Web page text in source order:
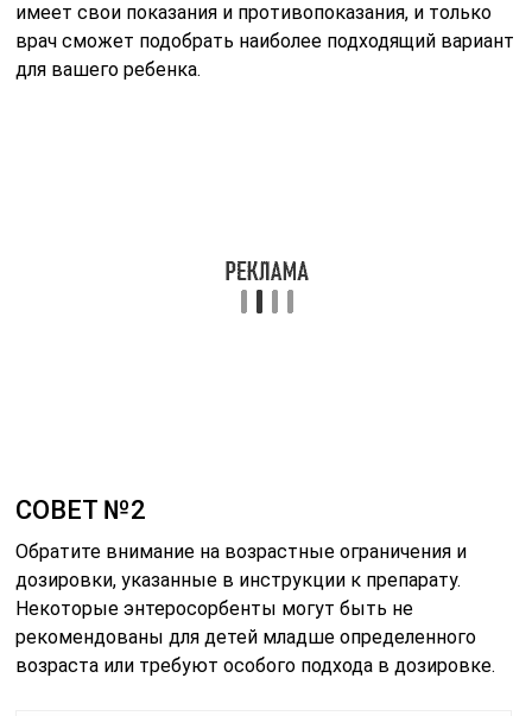
имеет свои показания и противопоказания, и только
врач сможет подобрать наиболее подходящий вариант
для вашего ребенка.
СОВЕТ №2
Обратите внимание на возрастные ограничения и
дозировки, указанные в инструкции к препарату.
Некоторые энтеросорбенты могут быть не
рекомендованы для детей младше определенного
возраста или требуют особого подхода в дозировке.